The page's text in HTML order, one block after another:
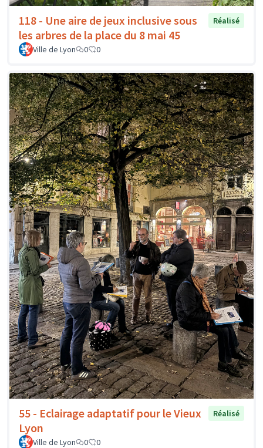
118 - Une aire de jeux inclusive sous
les arbres de la place du 8 mai 45
Réalisé
Ville de Lyon 0 0
55 - Eclairage adaptatif pour le Vieux
Lyon
Réalisé
Ville de Lyon 0 0